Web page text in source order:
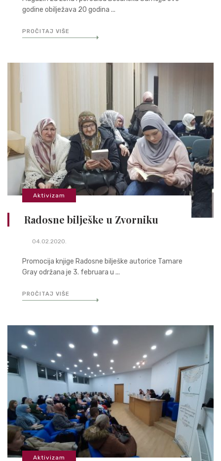
godine obilježava 20 godina ...
PROČITAJ VIŠE
Aktivizam
Radosne bilješke u Zvorniku
04.02.2020.
Promocija knjige Radosne bilješke autorice Tamare
Gray održana je 3. februara u ...
PROČITAJ VIŠE
Aktivizam